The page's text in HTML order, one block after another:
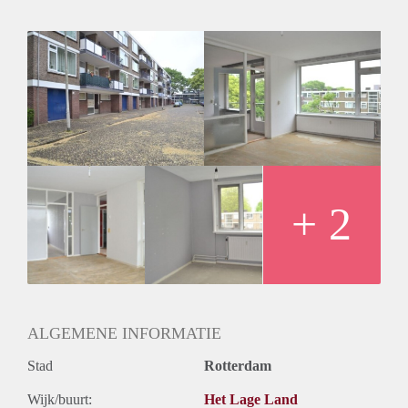
Huurtoeslag
Mogelijk
Inkomen eis
N.V.T.
Huurtermijn
Onbepaalde termijn
Oplevering
Kaal
+ 2
ALGEMENE INFORMATIE
Stad Rotterdam
Wijk/buurt: Het Lage Land